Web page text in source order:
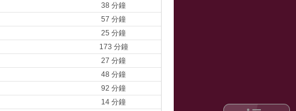
38 分鐘
57 分鐘
25 分鐘
173 分鐘
27 分鐘
48 分鐘
92 分鐘
14 分鐘